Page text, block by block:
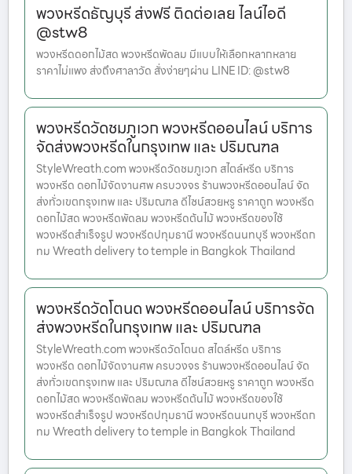
พวงหรีดธัญบุรี ส่งฟรี ติดต่อเลย ไลน์ไอดี
@stw8
พวงหรีดดอกไม้สด พวงหรีดพัดลม มีแบบให้เลือกหลากหลาย
ราคาไม่แพง ส่งถึงศาลาวัด สั่งง่ายๆผ่าน LINE ID: @stw8
พวงหรีดวัดชมภูเวก พวงหรีดออนไลน์ บริการ
จัดส่งพวงหรีดในกรุงเทพ และ ปริมณฑล
StyleWreath.com พวงหรีดวัดชมภูเวก สไตล์หรีด บริการ
พวงหรีด ดอกไม้จัดงานศพ ครบวงจร ร้านพวงหรีดออนไลน์ จัด
ส่งทั่วเขตกรุงเทพ และ ปริมณฑล ดีไซน์สวยหรู ราคาถูก พวงหรีด
ดอกไม้สด พวงหรีดพัดลม พวงหรีดต้นไม้ พวงหรีดของใช้
พวงหรีดสำเร็จรูป พวงหรีดปทุมธานี พวงหรีดนนทบุรี พวงหรีดก
ทม Wreath delivery to temple in Bangkok Thailand
พวงหรีดวัดโตนด พวงหรีดออนไลน์ บริการจัด
ส่งพวงหรีดในกรุงเทพ และ ปริมณฑล
StyleWreath.com พวงหรีดวัดโตนด สไตล์หรีด บริการ
พวงหรีด ดอกไม้จัดงานศพ ครบวงจร ร้านพวงหรีดออนไลน์ จัด
ส่งทั่วเขตกรุงเทพ และ ปริมณฑล ดีไซน์สวยหรู ราคาถูก พวงหรีด
ดอกไม้สด พวงหรีดพัดลม พวงหรีดต้นไม้ พวงหรีดของใช้
พวงหรีดสำเร็จรูป พวงหรีดปทุมธานี พวงหรีดนนทบุรี พวงหรีดก
ทม Wreath delivery to temple in Bangkok Thailand